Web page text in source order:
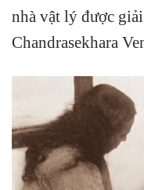
nhà vật lý được
Chandrasekhara